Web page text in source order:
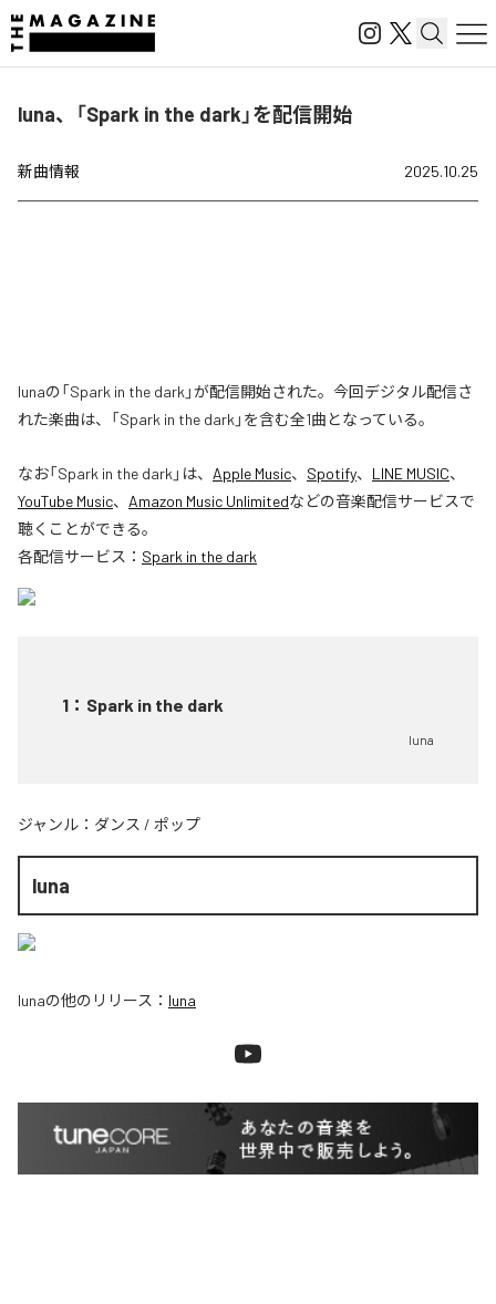
luna、「Spark in the dark」を配信開始
新曲情報 2025.10.25
lunaの「Spark in the dark」が配信開始された。今回デジタル配信さ
れた楽曲は、「Spark in the dark」を含む全1曲となっている。
なお「Spark in the dark 」は、 Apple Music、 Spotify、 LINE MUSIC、
YouTube Music、 Amazon Music Unlimitedなどの音楽配信サービスで
聴くことができる。
各配信サービス： Spark in the dark
1 ： Spark in the dark
luna
ジャンル： ダンス / ポップ
luna
lunaの他のリリース： luna